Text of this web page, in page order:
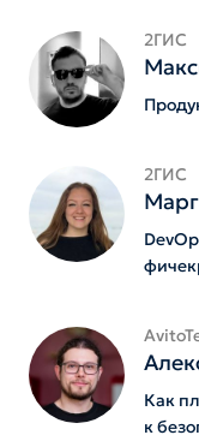
2ГИС
2ГИС
Как
к